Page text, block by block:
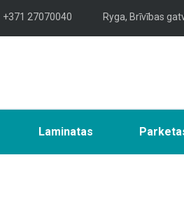
+371 27070040 Ryga, Brīvības
Laminatas